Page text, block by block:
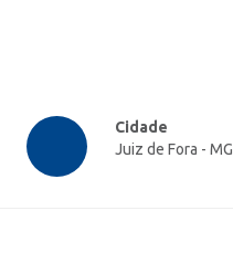
Cidade
Juiz de Fora - MG